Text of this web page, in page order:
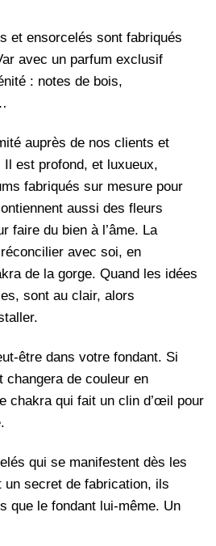
et ensorcelés sont fabriqués
avec un parfum exclusif
: notes de bois,
auprès de nos clients et
Il est profond, et luxueux,
fabriqués sur mesure pour
aussi des fleurs
faire du bien à l’âme. La
avec soi, en
de la gorge. Quand les idées
sont au clair, alors
être dans votre fondant. Si
changera de couleur en
chakra qui fait un clin d’œil pour
qui se manifestent dès les
secret de fabrication, ils
que le fondant lui-même. Un